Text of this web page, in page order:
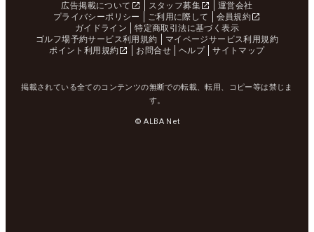
広告掲載について スタッフ募集
運営会社
プライバシーポリシー
ご利用に際して
会員規約
ガイドライン
特定商取引法に基づく表示
ゴルフ場予約サービス利用規約
マイページサービス利用規約
ポイント利用規約
お問合せ ヘルプ サイトマップ
掲載されている全てのコンテンツの無断での転載、転用、コピー等は禁じま
す。
© ALBA Net